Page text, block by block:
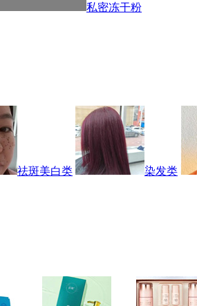
私密冻干粉
祛斑美白类
染发类